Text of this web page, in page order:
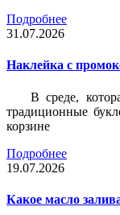
Подробнее
31.07.2026
Наклейка c
В среде,
традиционные
корзине
Подробнее
19.07.2026
Какое масло